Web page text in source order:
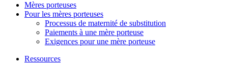
Mères porteuses
Pour les mères porteuses
Processus de maternité de substitution
Paiements à une mère porteuse
Exigences pour une mère porteuse
Ressources